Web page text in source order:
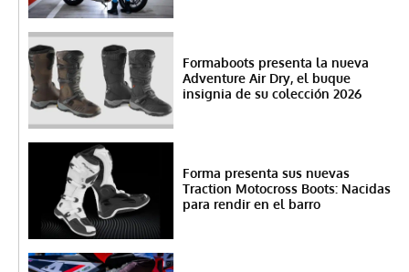
Formaboots presenta la nueva
Adventure Air Dry, el buque
insignia de su colección 2026
Forma presenta sus nuevas
Traction Motocross Boots: Nacidas
para rendir en el barro